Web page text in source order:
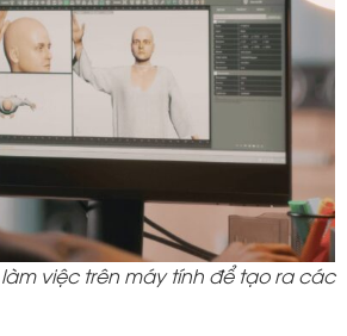
việc trên máy tính để tạo ra các